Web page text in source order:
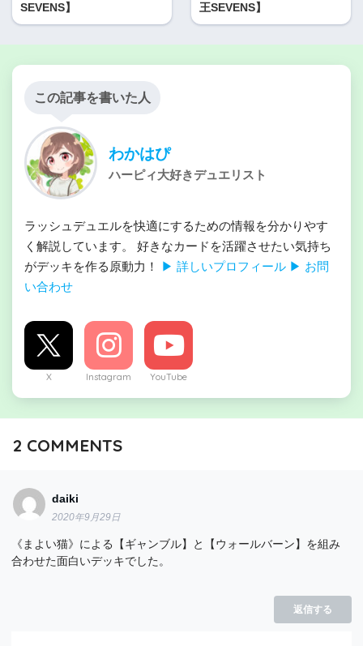
SEVENS】
王SEVENS】
この記事を書いた人
わかはぴ
ハーピィ大好きデュエリスト
ラッシュデュエルを快適にするための情報を分かりやす
く解説しています。 好きなカードを活躍させたい気持ち
がデッキを作る原動力！
▶ 詳しいプロフィール ▶ お問
い合わせ
X Instagram YouTube
2 COMMENTS
daiki
2020年9月29日
《まよい猫》による【ギャンブル】と【ウォールバーン】を組み
合わせた面白いデッキでした。
返信する